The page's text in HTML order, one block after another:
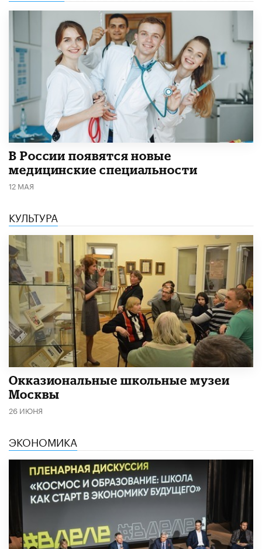
В России появятся новые
медицинские специальности
12 МАЯ
КУЛЬТУРА
​Окказиональные школьные музеи
Москвы
26 ИЮНЯ
ЭКОНОМИКА